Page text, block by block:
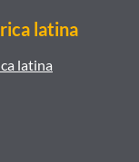
latina
latina